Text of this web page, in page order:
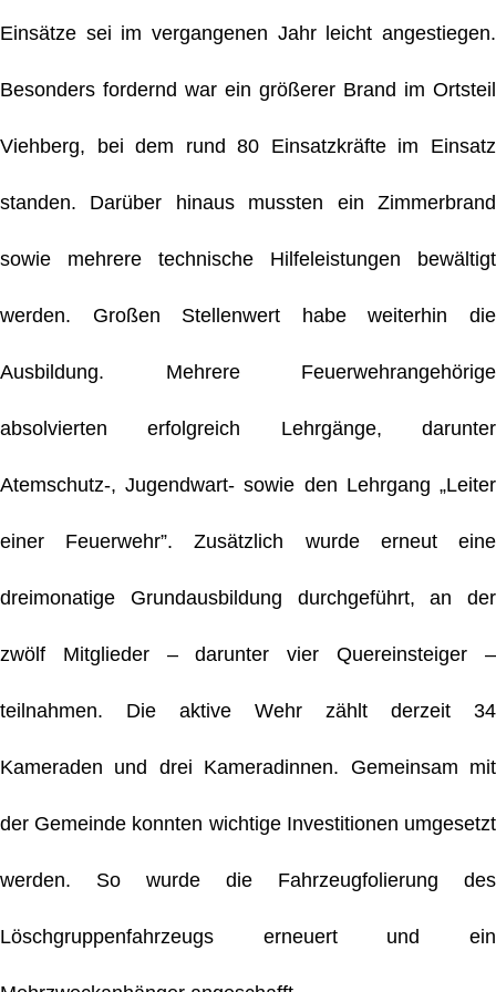
Einsätze sei im vergangenen Jahr leicht angestiegen.
Besonders fordernd war ein größerer Brand im Ortsteil
Viehberg, bei dem rund 80 Einsatzkräfte im Einsatz
standen. Darüber hinaus mussten ein Zimmerbrand
sowie mehrere technische Hilfeleistungen bewältigt
werden. Großen Stellenwert habe weiterhin die
Ausbildung. Mehrere Feuerwehrangehörige
absolvierten erfolgreich Lehrgänge, darunter
Atemschutz-, Jugendwart- sowie den Lehrgang „Leiter
einer Feuerwehr”. Zusätzlich wurde erneut eine
dreimonatige Grundausbildung durchgeführt, an der
zwölf Mitglieder – darunter vier Quereinsteiger –
teilnahmen. Die aktive Wehr zählt derzeit 34
Kameraden und drei Kameradinnen. Gemeinsam mit
der Gemeinde konnten wichtige Investitionen umgesetzt
werden. So wurde die Fahrzeugfolierung des
Löschgruppenfahrzeugs erneuert und ein